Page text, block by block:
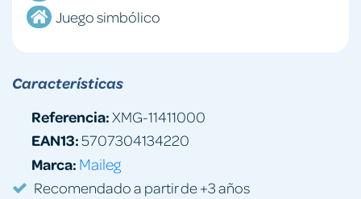
Juego simbólico
Características
Referencia:XMG-11411000
EAN13:5707304134220
Marca: Maileg
Recomendado a partir de +3 años